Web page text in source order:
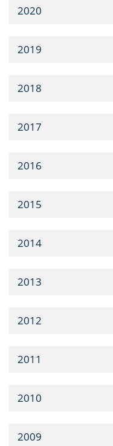
2020
2019
2018
2017
2016
2015
2014
2013
2012
2011
2010
2009